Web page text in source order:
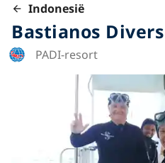
Indonesië
Bastianos Divers
PADI-resort